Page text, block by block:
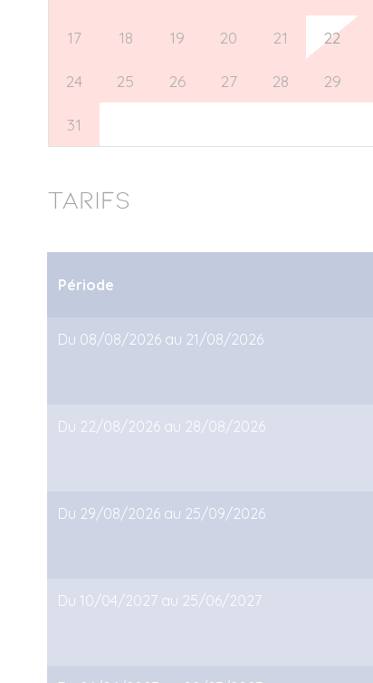
17 18 19 20 21 22
24 25 26 27 28 29
31
Tarifs
Période
Du 08/08/2026 au 21/08/2026
Du 22/08/2026 au 28/08/2026
Du 29/08/2026 au 25/09/2026
Du 10/04/2027 au 25/06/2027